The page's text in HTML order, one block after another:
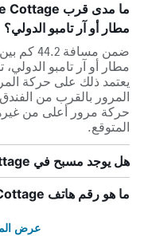
مطار أو آر تامبو الدولي؟
يعتمد ذلك على حركة
المرور بالقرب من
حركة مرور أعلى من
المتوقع.
هل يوجد مسبح في Birch Tree Cottage؟
ما هو رقم هاتف Birch Tree Cottage؟
عرض